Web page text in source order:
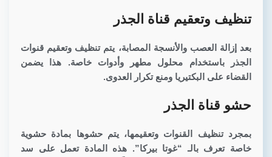
تنظيف وتعقيم قناة الجذر
بعد إزالة العصب والأنسجة المصابة، يتم تنظيف وتعقيم قنوات
الجذر باستخدام محلول مطهر وأدوات خاصة. هذا يضمن
القضاء على البكتيريا ومنع تكرار العدوى.
حشو قناة الجذر
بمجرد تنظيف القنوات وتعقيمها، يتم حشوها بمادة حشوية
خاصة تعرف بالـ “غوتا بيركا”. هذه المادة تعمل على سد